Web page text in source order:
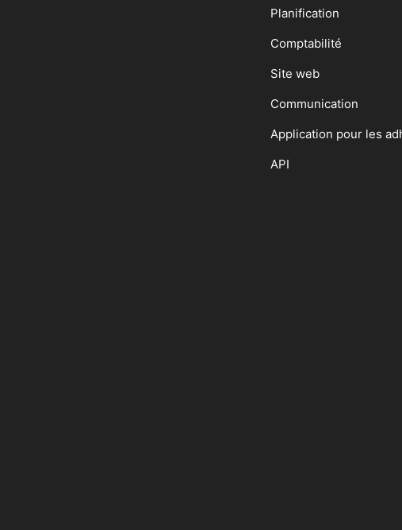
Planification
Comptabilité
Site web
Communication
Application pour les
API